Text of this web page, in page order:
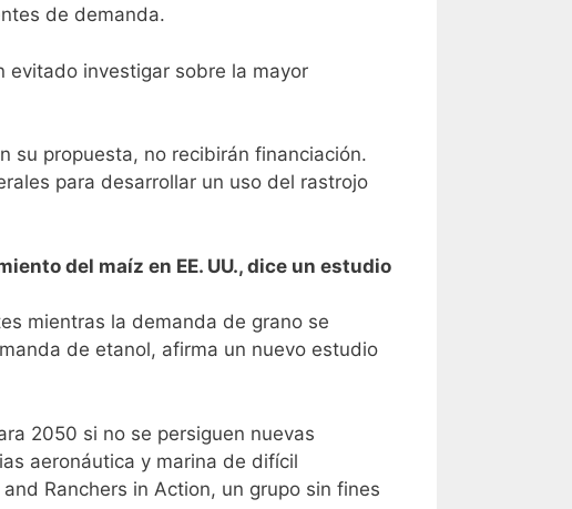
de demanda.
evitado investigar sobre la mayor
su propuesta, no recibirán financiación.
para desarrollar un uso del rastrojo
del maíz en EE. UU., dice un estudio
mientras la demanda de grano se
de etanol, afirma un nuevo estudio
2050 si no se persiguen nuevas
aeronáutica y marina de difícil
Ranchers in Action, un grupo sin fines